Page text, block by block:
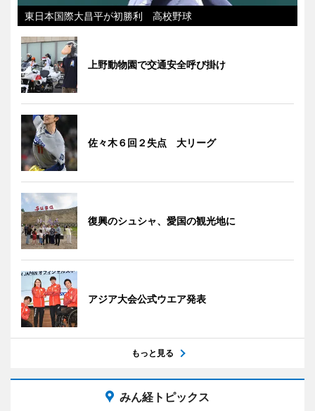
東日本国際大昌平が初勝利 高校野球
上野動物園で交通安全呼び掛け
佐々木６回２失点 大リーグ
復興のシュシャ、愛国の観光地に
アジア大会公式ウエア発表
もっと見る
みん経トピックス